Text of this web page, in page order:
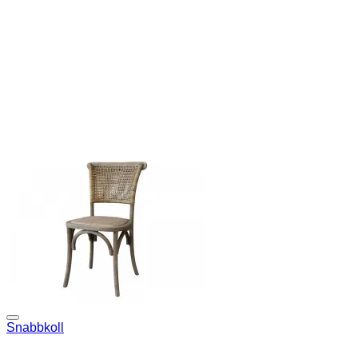
Snabbkoll